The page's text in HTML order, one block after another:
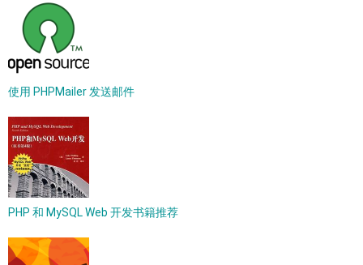
使用 PHPMailer 发送邮件
PHP 和 MySQL Web 开发书籍推荐